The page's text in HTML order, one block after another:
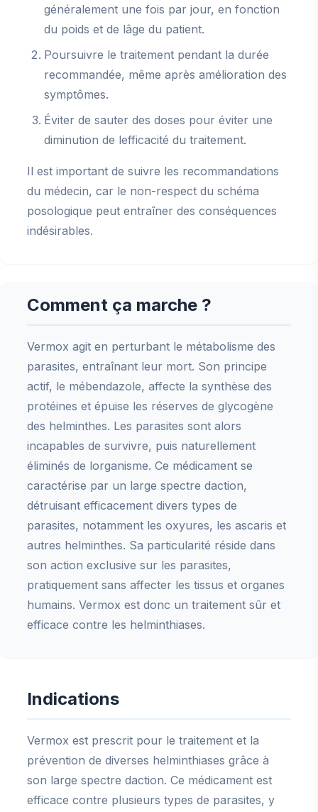
généralement une fois par jour, en fonction
du poids et de lâge du patient.
Poursuivre le traitement pendant la durée
recommandée, même après amélioration des
symptômes.
Éviter de sauter des doses pour éviter une
diminution de lefficacité du traitement.
Il est important de suivre les recommandations
du médecin, car le non-respect du schéma
posologique peut entraîner des conséquences
indésirables.
Comment ça marche ?
Vermox agit en perturbant le métabolisme des
parasites, entraînant leur mort. Son principe
actif, le mébendazole, affecte la synthèse des
protéines et épuise les réserves de glycogène
des helminthes. Les parasites sont alors
incapables de survivre, puis naturellement
éliminés de lorganisme. Ce médicament se
caractérise par un large spectre daction,
détruisant efficacement divers types de
parasites, notamment les oxyures, les ascaris et
autres helminthes. Sa particularité réside dans
son action exclusive sur les parasites,
pratiquement sans affecter les tissus et organes
humains. Vermox est donc un traitement sûr et
efficace contre les helminthiases.
Indications
Vermox est prescrit pour le traitement et la
prévention de diverses helminthiases grâce à
son large spectre daction. Ce médicament est
efficace contre plusieurs types de parasites, y